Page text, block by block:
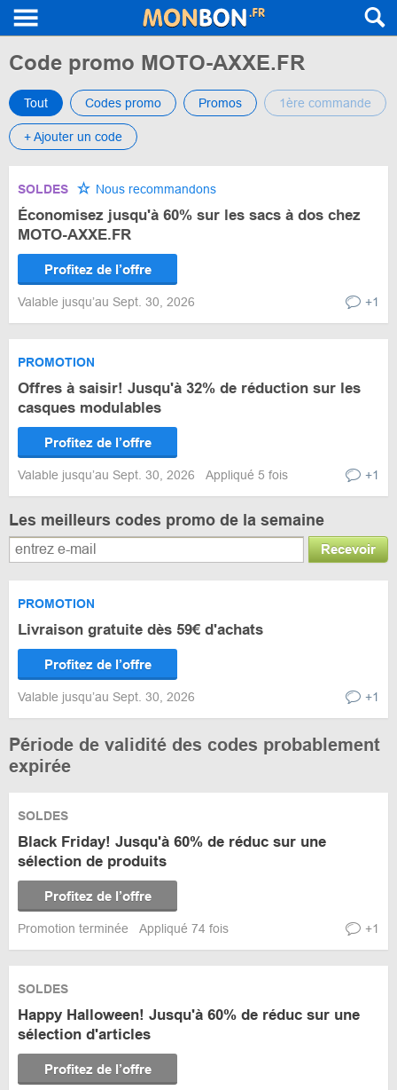
Code promo MOTO-AXXE.FR
Tout Codes promo Promos 1ère commande
+ Ajouter un code
SOLDES Nous recommandons
Économisez jusqu'à 60% sur les sacs à dos chez
MOTO-AXXE.FR
Profitez de l’offre
Valable jusqu’au Sept. 30, 2026 +1
PROMOTION
Offres à saisir! Jusqu'à 32% de réduction sur les
casques modulables
Profitez de l’offre
Valable jusqu’au Sept. 30, 2026 Appliqué 5 fois +1
Les meilleurs codes promo de la semaine
Recevoir
PROMOTION
Livraison gratuite dès 59€ d'achats
Profitez de l’offre
Valable jusqu’au Sept. 30, 2026 +1
Période de validité des codes probablement
expirée
SOLDES
Black Friday! Jusqu'à 60% de réduc sur une
sélection de produits
Profitez de l’offre
Promotion terminée Appliqué 74 fois +1
SOLDES
Happy Halloween! Jusqu'à 60% de réduc sur une
sélection d'articles
Profitez de l’offre